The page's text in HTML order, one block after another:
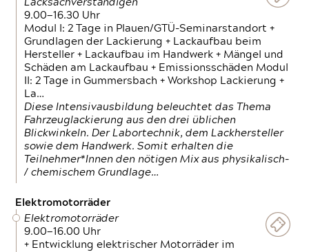
Lacksachverständigen
9.00—16.30 Uhr
Modul I: 2 Tage in Plauen/GTÜ-Seminarstandort +
Grundlagen der Lackierung + Lackaufbau beim
Hersteller + Lackaufbau im Handwerk + Mängel und
Schäden am Lackaufbau + Emissionsschäden Modul
II: 2 Tage in Gummersbach + Workshop Lackierung +
La…
Diese Intensivausbildung beleuchtet das Thema
Fahrzeuglackierung aus den drei üblichen
Blickwinkeln. Der Labortechnik, dem Lackhersteller
sowie dem Handwerk. Somit erhalten die
Teilnehmer*Innen den nötigen Mix aus physikalisch-
/ chemischem Grundlage…
Elektromotorräder
Elektromotorräder
9.00—16.00 Uhr
+ Entwicklung elektrischer Motorräder im